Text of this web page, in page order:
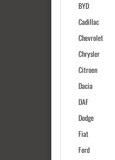
BYD
Cadillac
Chevrolet
Chrysler
Citroen
Dacia
DAF
Dodge
Fiat
Ford